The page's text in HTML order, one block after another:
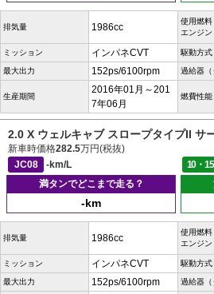
排気量 1986cc
使用燃料
エンジン
ミッション インパネCVT 駆動方式
最大出力 152ps/6100rpm 過給器（
生産期間
2016年01月～201
7年06月
燃費性能
2.0 X ウェルキャブ スロープタイプII サ
新車時価格282.5万円(税抜)
JC08
-km/L 10・15
満タンでどこまで走る？
-km
排気量 1986cc
使用燃料
エンジン
ミッション インパネCVT 駆動方式
最大出力 152ps/6100rpm 過給器（